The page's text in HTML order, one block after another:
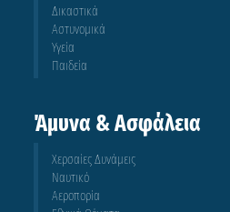
Δικαστικά
Αστυνομικά
Υγεία
Παιδεία
Άμυνα & Ασφάλεια
Χερσαίες Δυνάμεις
Ναυτικό
Αεροπορία